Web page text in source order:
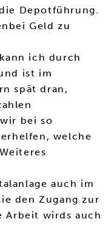
Depotführung.
Geld zu
ich durch
ist im
spät dran,
bei so
welche
auch im
den Zugang zur
Arbeit wirds auch